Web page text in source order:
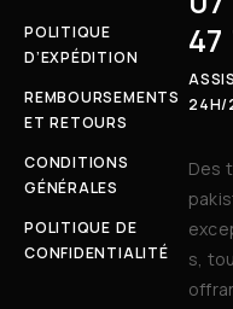
POLITIQUE
D’EXPÉDITION
REMBOURSEMENTS
ET RETOURS
CONDITIONS
GÉNÉRALES
POLITIQUE DE
CONFIDENTIALITÉ
47
24H/
Des
s,